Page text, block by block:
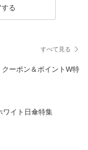
遮
ト
UVカット 紫外線 暑さ対
る
すべて見る
ーポン＆ポイントW特
ワイト日傘特集